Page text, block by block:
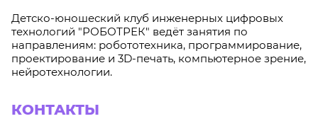
Детско-юношеский клуб инженерных цифровых
технологий "РОБОТРЕК" ведёт занятия по
направлениям: робототехника, программирование,
проектирование и 3D-печать, компьютерное зрение,
нейротехнологии.
КОНТАКТЫ